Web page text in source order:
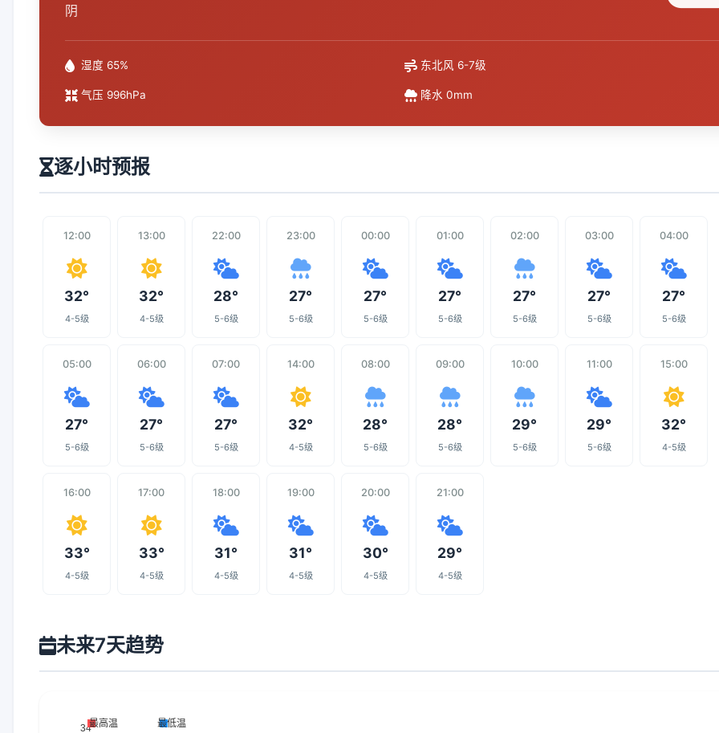
阴
湿度 65% 东北风 6-7级
气压 996hPa 降水 0mm
逐小时预报
12:00
32°
4-5级
13:00
32°
4-5级
22:00
28°
5-6级
23:00
27°
5-6级
00:00
27°
5-6级
01:00
27°
5-6级
02:00
27°
5-6级
03:00
27°
5-6级
04:00
27°
5-6级
05:00
27°
5-6级
06:00
27°
5-6级
07:00
27°
5-6级
14:00
32°
4-5级
08:00
28°
5-6级
09:00
28°
5-6级
10:00
29°
5-6级
11:00
29°
5-6级
15:00
32°
4-5级
16:00
33°
4-5级
17:00
33°
4-5级
18:00
31°
4-5级
19:00
31°
4-5级
20:00
30°
4-5级
21:00
29°
4-5级
未来7天趋势